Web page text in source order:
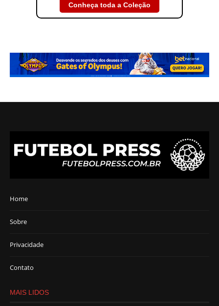
Conheça toda a Coleção
Home
Sobre
Privacidade
Contato
MAIS LIDOS